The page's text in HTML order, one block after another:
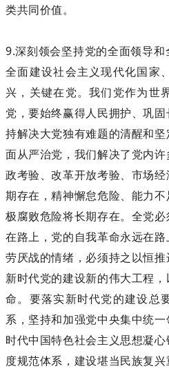
类共同价值。
9.深刻领会坚持党的全面领导和
全面建设社会主义现代化国家
兴，关键在党。我们党作为世
党，要始终赢得人民拥护、巩
持解决大党独有难题的清醒和
面从严治党，我们解决了党内
政考验、改革开放考验、市场
期存在，精神懈怠危险、能力
极腐败危险将长期存在。全党
在路上，党的自我革命永远在
劳厌战的情绪，必须持之以恒
新时代党的建设新的伟大工程
命。要落实新时代党的建设总
系，坚持和加强党中央集中统
时代中国特色社会主义思想凝
度规范体系，建设堪当民族复